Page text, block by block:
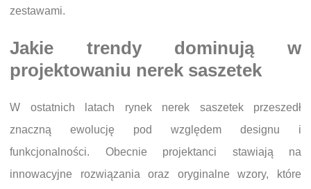
zestawami.
Jakie trendy dominują w
projektowaniu nerek saszetek
W ostatnich latach rynek nerek saszetek przeszedł
znaczną ewolucję pod względem designu i
funkcjonalności. Obecnie projektanci stawiają na
innowacyjne rozwiązania oraz oryginalne wzory, które